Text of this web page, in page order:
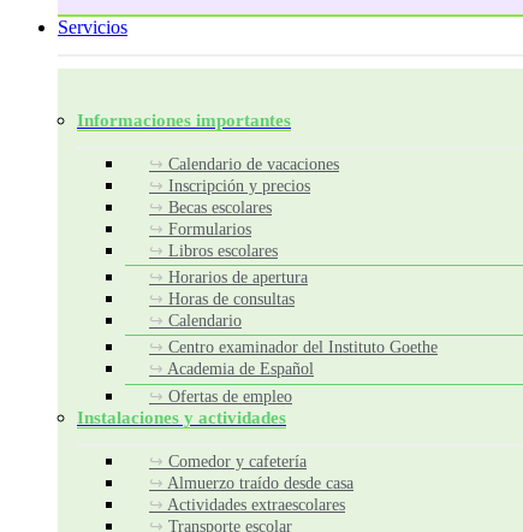
Servicios
Informaciones importantes
Calendario de vacaciones
Inscripción y precios
Becas escolares
Formularios
Libros escolares
Horarios de apertura
Horas de consultas
Calendario
Centro examinador del Instituto Goethe
Academia de Español
Ofertas de empleo
Instalaciones y actividades
Comedor y cafetería
Almuerzo traído desde casa
Actividades extraescolares
Transporte escolar